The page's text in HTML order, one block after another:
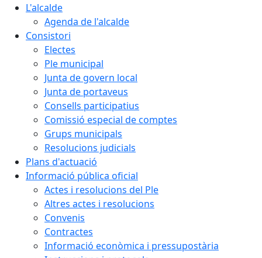
L'alcalde
Agenda de l'alcalde
Consistori
Electes
Ple municipal
Junta de govern local
Junta de portaveus
Consells participatius
Comissió especial de comptes
Grups municipals
Resolucions judicials
Plans d'actuació
Informació pública oficial
Actes i resolucions del Ple
Altres actes i resolucions
Convenis
Contractes
Informació econòmica i pressupostària